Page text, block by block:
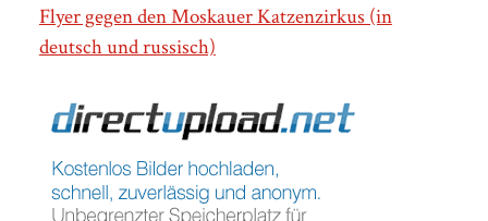
Flyer gegen den Moskauer Katzenzirkus (in
deutsch und russisch)